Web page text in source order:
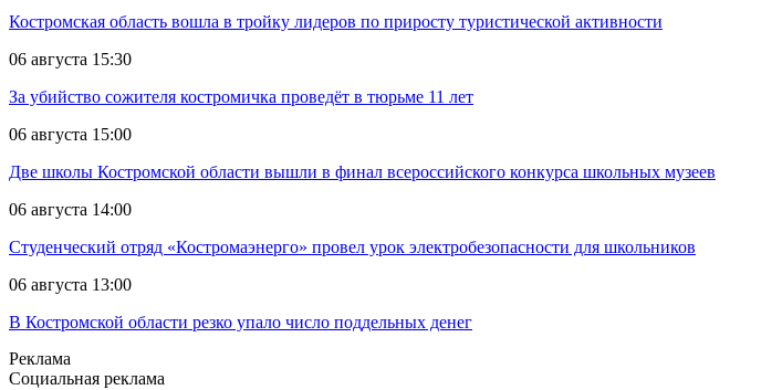
Костромская область вошла в тройку лидеров по приросту туристической активности
06 августа 15:30
За убийство сожителя костромичка проведёт в тюрьме 11 лет
06 августа 15:00
Две школы Костромской области вышли в финал всероссийского конкурса школьных музеев
06 августа 14:00
Студенческий отряд «Костромаэнерго» провел урок электробезопасности для школьников
06 августа 13:00
В Костромской области резко упало число поддельных денег
Реклама
Социальная реклама